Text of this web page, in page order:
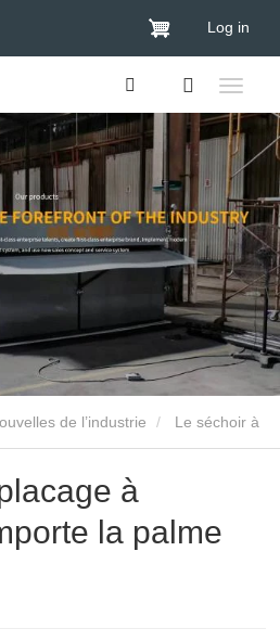
Log in
de l’industrie
la palme
à
la palme